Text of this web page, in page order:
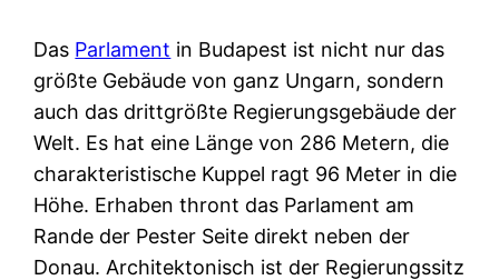
Das Parlament in Budapest ist nicht nur das
größte Gebäude von ganz Ungarn, sondern
auch das drittgrößte Regierungsgebäude der
Welt. Es hat eine Länge von 286 Metern, die
charakteristische Kuppel ragt 96 Meter in die
Höhe. Erhaben thront das Parlament am
Rande der Pester Seite direkt neben der
Donau. Architektonisch ist der Regierungssitz